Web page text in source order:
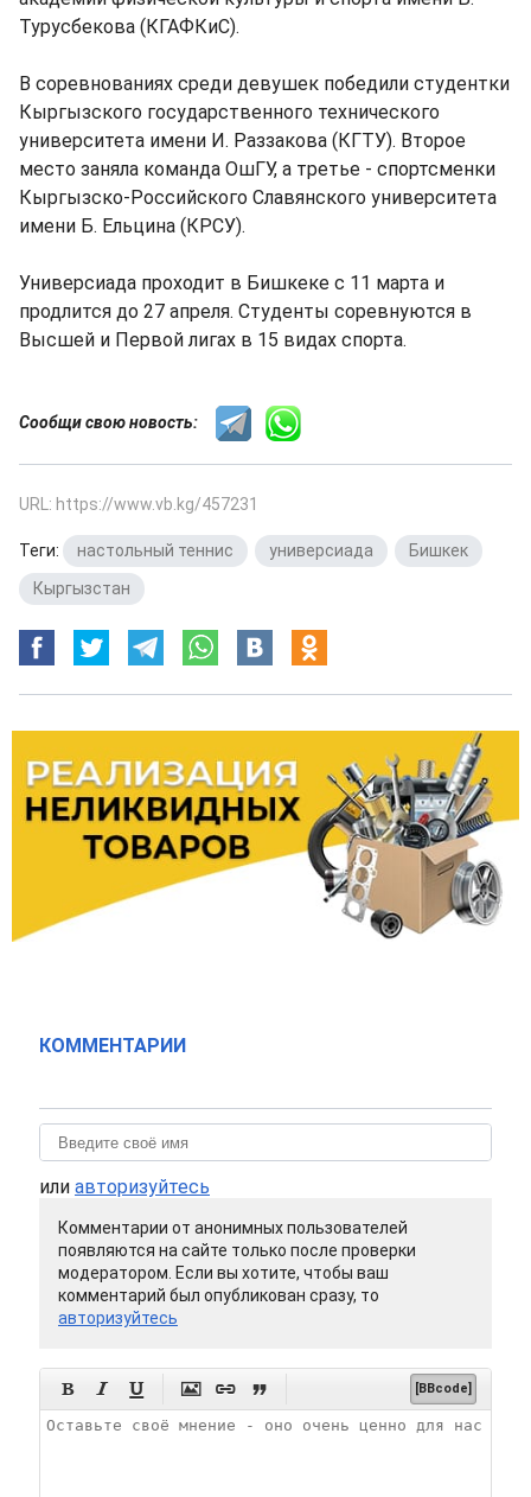
Турусбекова (КГАФКиС).
В соревнованиях среди девушек победили студентки
Кыргызского государственного технического
университета имени И. Раззакова (КГТУ). Второе
место заняла команда ОшГУ, а третье - спортсменки
Кыргызско-Российского Славянского университета
имени Б. Ельцина (КРСУ).
Универсиада проходит в Бишкеке с 11 марта и
продлится до 27 апреля. Студенты соревнуются в
Высшей и Первой лигах в 15 видах спорта.
Сообщи свою новость:
URL: https://www.vb.kg/457231
Теги: настольный теннис универсиада Бишкек
Кыргызстан
КОММЕНТАРИИ
или авторизуйтесь
Комментарии от анонимных пользователей
появляются на сайте только после проверки
модератором. Если вы хотите, чтобы ваш
комментарий был опубликован сразу, то
авторизуйтесь
      [BBcode]